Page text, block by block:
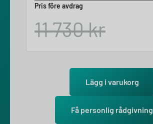
Pris före avdrag
11 730kr
Lägg i varukorg
Få personlig rådgivning